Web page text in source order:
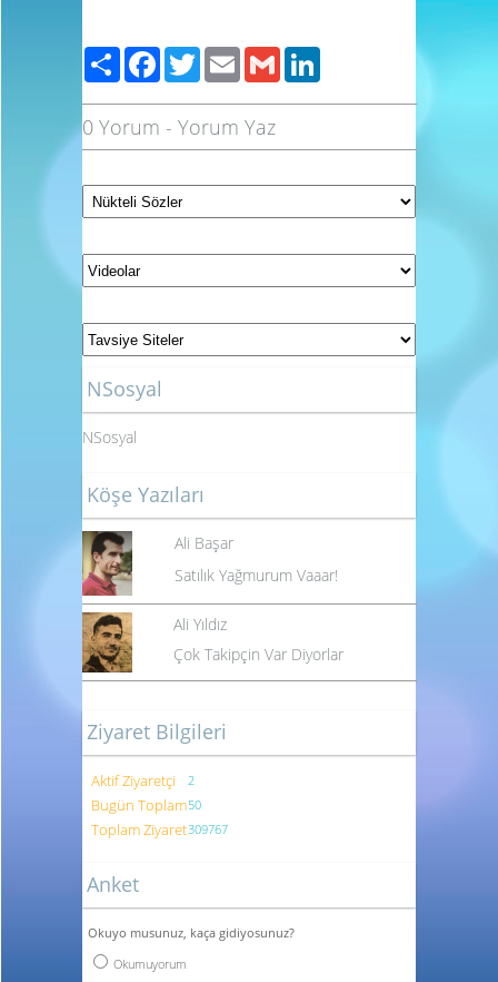
PaylaşFacebook
TwitterEmailGmail
0 Yorum - Yorum Yaz
NSosyal
NSosyal
Köşe Yazıları
Ali Başar
Satılık Yağmurum Vaaar!
Ali Yıldız
Çok Takipçin Var Diyorlar
Ziyaret Bilgileri
Aktif Ziyaretçi 2
Bugün Toplam50
Toplam Ziyaret309767
Anket
Okuyo musunuz, kaça gidiyosunuz?
Okumuyorum